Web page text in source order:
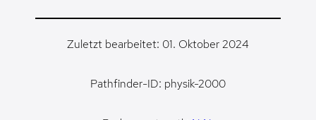
Zuletzt bearbeitet: 01. Oktober 2024
Pathfinder-ID: physik-2000